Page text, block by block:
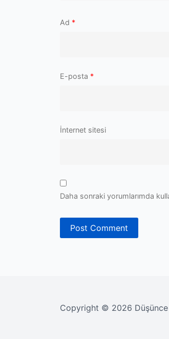
Ad *
E-posta *
İnternet sitesi
Daha sonraki yorumlarımda
Copyright © 2026